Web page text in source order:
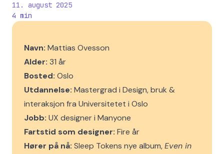
11. august 2025
4 min
Navn: Mattias Ovesson
Alder: 31 år
Bosted: Oslo
Utdannelse: Mastergrad i Design, bruk &
interaksjon fra Universitetet i Oslo
Jobb: UX designer i Manyone
Fartstid som designer: Fire år
Hører på nå: Sleep Tokens nye album,Even in